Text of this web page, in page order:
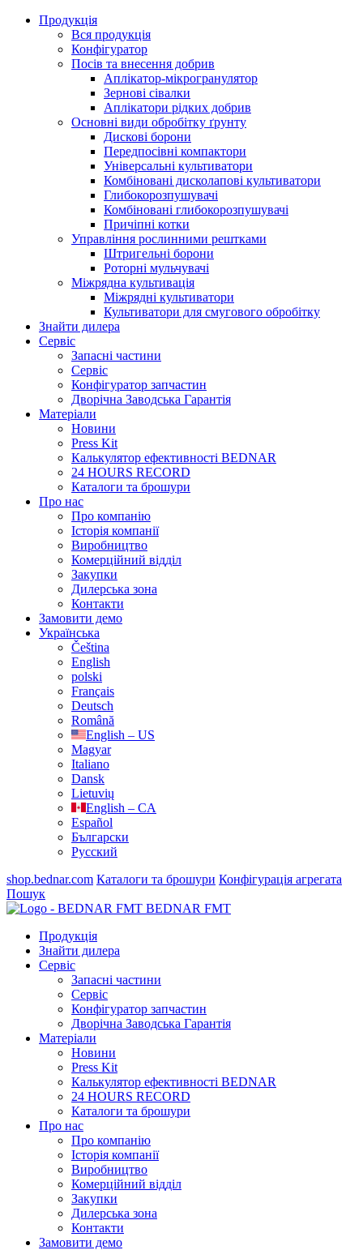
Продукція
Вся продукція
Конфігуратор
Посів та внесення добрив
Аплікатор-мікрогранулятор
Зернові сівалки
Аплікатори рідких добрив
Oсновні види обробітку ґрунту
Дискові борони
Передпосівні компактори
Універсальні культиватори
Комбіновані дисколапові культиватори
Глибокорозпушувачі
Комбіновані глибокорозпушувачі
Причіпні котки
Управління рослинними рештками
Штригельні борони
Pоторні мульчувачі
Міжрядна культивація
Міжрядні культиватори
Культиватори для смугового обробітку
Знайти дилера
Сервіс
Запасні частини
Сервіс
Конфігуратор запчастин
Дворічна Заводська Гарантія
Матеріали
Новини
Press Kit
Калькулятор ефективності BEDNAR
24 HOURS RECORD
Каталоги та брошури
Про нас
Про компанію
Історія компанії
Виробництво
Комерційний відділ
Закупки
Дилерська зона
Контакти
Замовити демо
Українська
Čeština
English
polski
Français
Deutsch
Română
English – US
Magyar
Italiano
Dansk
Lietuvių
English – CA
Español
Български
Русский
shop.bednar.com Каталоги та брошури Конфігурація агрегата
Пошук
BEDNAR FMT
Продукція
Знайти дилера
Сервіс
Запасні частини
Сервіс
Конфігуратор запчастин
Дворічна Заводська Гарантія
Матеріали
Новини
Press Kit
Калькулятор ефективності BEDNAR
24 HOURS RECORD
Каталоги та брошури
Про нас
Про компанію
Історія компанії
Виробництво
Комерційний відділ
Закупки
Дилерська зона
Контакти
Замовити демо